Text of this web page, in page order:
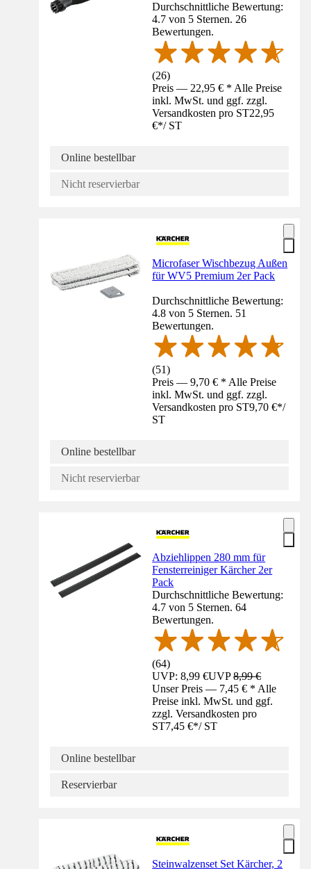
Durchschnittliche Bewertung:
4.7 von 5 Sternen. 26
Bewertungen.
(26)
Preis — 22,95 € * Alle Preise
inkl. MwSt. und ggf. zzgl.
Versandkosten pro ST22,95
€*/ ST
Online bestellbar
Nicht reservierbar
Microfaser Wischbezug Außen
für WV5 Premium 2er Pack
Durchschnittliche Bewertung:
4.8 von 5 Sternen. 51
Bewertungen.
(51)
Preis — 9,70 € * Alle Preise
inkl. MwSt. und ggf. zzgl.
Versandkosten pro ST9,70 €*/
ST
Online bestellbar
Nicht reservierbar
Abziehlippen 280 mm für
Fensterreiniger Kärcher 2er
Pack
Durchschnittliche Bewertung:
4.7 von 5 Sternen. 64
Bewertungen.
(64)
UVP: 8,99 €UVP8,99 €
Unser Preis — 7,45 € * Alle
Preise inkl. MwSt. und ggf.
zzgl. Versandkosten pro
ST7,45 €*/ ST
Online bestellbar
Reservierbar
Steinwalzenset Set Kärcher, 2